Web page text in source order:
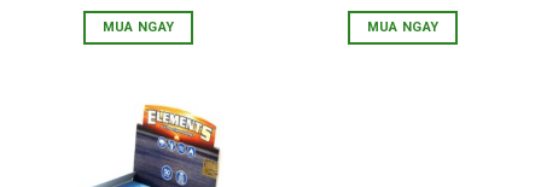
MUA NGAY MUA NGAY